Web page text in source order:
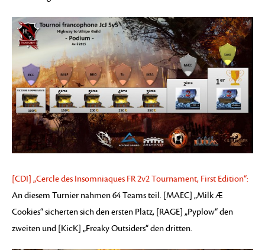
[CDI] „Cercle des Insomniaques FR 2v2 Tournament, First Edition“:
An diesem Turnier nahmen 64 Teams teil. [MAEC] „Milk Æ
Cookies“ sicherten sich den ersten Platz, [RAGE] „Pyplow“ den
zweiten und [KicK] „Freaky Outsiders“ den dritten.